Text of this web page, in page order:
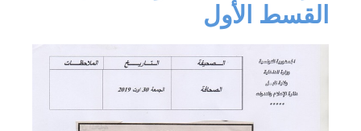
القسط الأول